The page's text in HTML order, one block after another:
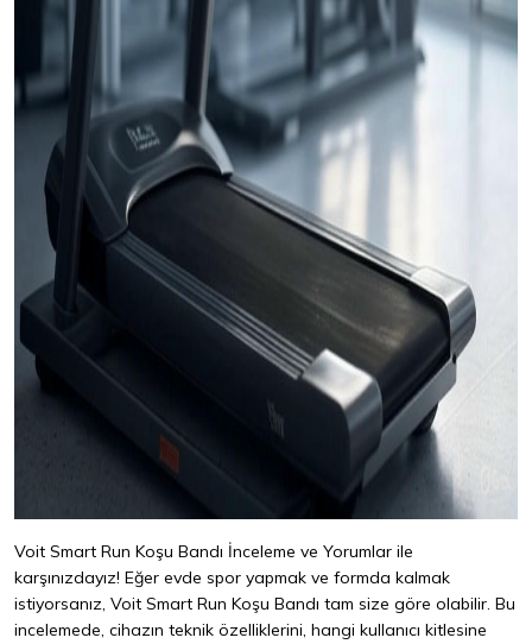
Voit Smart Run Koşu Bandı İnceleme ve Yorumlar ile
karşınızdayız! Eğer evde spor yapmak ve formda kalmak
istiyorsanız, Voit Smart Run Koşu Bandı tam size göre olabilir. Bu
incelemede, cihazın teknik özelliklerini, hangi kullanıcı kitlesine